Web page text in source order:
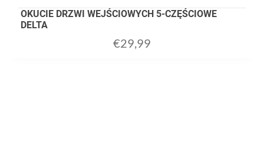
OKUCIE DRZWI WEJŚCIOWYCH 5-CZĘŚCIOWE
DELTA
€29,99